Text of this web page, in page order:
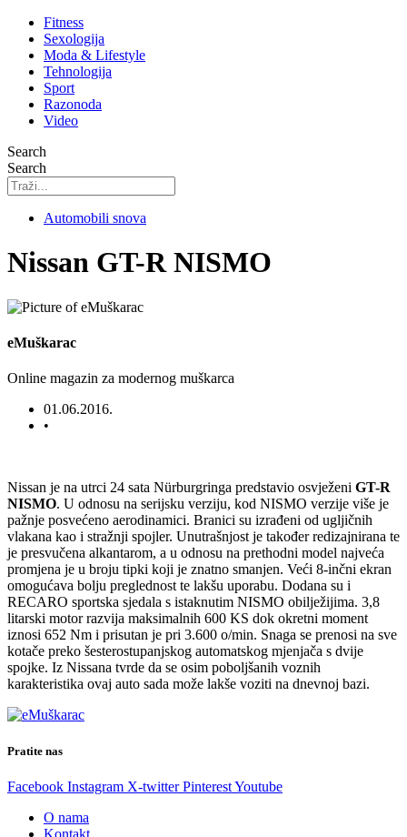
Fitness
Sexologija
Moda & Lifestyle
Tehnologija
Sport
Razonoda
Video
Search
Search
Automobili snova
Nissan GT-R NISMO
eMuškarac
Online magazin za modernog muškarca
01.06.2016.
•
Nissan je na utrci 24 sata Nürburgringa predstavio osvježeni GT-R
NISMO. U odnosu na serijsku verziju, kod NISMO verzije više je
pažnje posvećeno aerodinamici. Branici su izrađeni od ugljičnih
vlakana kao i stražnji spojler. Unutrašnjost je također redizajnirana te
je presvučena alkantarom, a u odnosu na prethodni model najveća
promjena je u broju tipki koji je znatno smanjen. Veći 8-inčni ekran
omogućava bolju preglednost te lakšu uporabu. Dodana su i
RECARO sportska sjedala s istaknutim NISMO obilježijima. 3,8
litarski motor razvija maksimalnih 600 KS dok okretni moment
iznosi 652 Nm i prisutan je pri 3.600 o/min. Snaga se prenosi na sve
kotače preko šesterostupanjskog automatskog mjenjača s dvije
spojke. Iz Nissana tvrde da se osim poboljšanih voznih
karakteristika ovaj auto sada može lakše voziti na dnevnoj bazi.
Pratite nas
Facebook Instagram X-twitter PinterestYoutube
O nama
Kontakt